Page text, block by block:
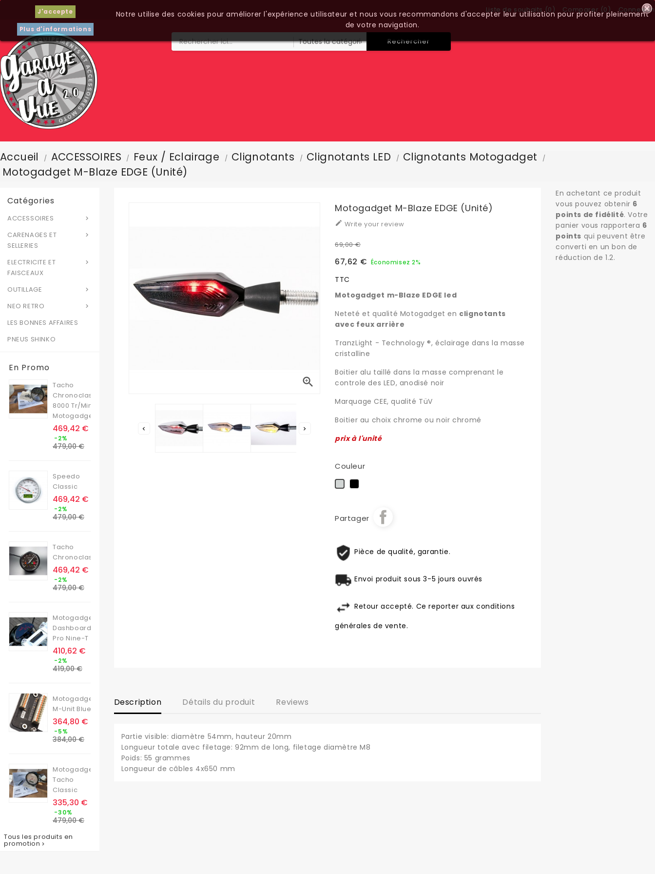
Connexion
Comparer (0)
Liste de souhaits (0)
Rechercher
J'accepte
Plus d'informations
Notre utilise des cookies pour améliorer l'expérience utilisateur et nous vous recommandons d'accepter leur utilisation pour profiter pleinement
de votre navigation.
Accueil ACCESSOIRES Feux / Eclairage Clignotants Clignotants LED
Clignotants Motogadget
Motogadget M-Blaze EDGE (unité)
Catégories

ACCESSOIRES

CARENAGES ET
SELLERIES

ELECTRICITE ET
FAISCEAUX

OUTILLAGE

NEO RETRO
LES BONNES AFFAIRES
PNEUS SHINKO
En Promo
Tacho
Chronoclassic
8000 Tr/min
Motogadget
Prix
469,42 €
-2%
de
479,00 €
Speedo
Classic
Prix
469,42 €
-2%
de
479,00 €
Tacho
Chronoclassic
Prix
469,42 €
-2%
de
479,00 €
Motogadget
Dashboard
Pro Nine-T
Prix
410,62 €
-2%
de
419,00 €
Motogadget
M-Unit Blue
Prix
364,80 €
-5%
de
384,00 €
Motogadget
Tacho
Classic
Prix
335,30 €
-30%
de
479,00 €
Tous les produits en
promotion 

 
Motogadget M-Blaze EDGE (unité)
 Write your review
69,00 €
67,62 € Économisez 2%
TTC
Motogadget m-Blaze EDGE led
Neteté et qualité Motogadget en clignotants
avec feux arrière
TranzLight - Technology ®, éclairage dans la masse
cristalline
Boitier alu taillé dans la masse comprenant le
controle des LED, anodisé noir
Marquage CEE, qualité TüV
Boitier au choix chrome ou noir chromé
prix à l'unité
Couleur
Chrome
Noir
Partager
Pièce de qualité, garantie.
Envoi produit sous 3-5 jours ouvrés
Retour accepté. Ce reporter aux conditions
générales de vente.
Description Détails du produit Reviews
Partie visible: diamètre 54mm, hauteur 20mm
Longueur totale avec filetage: 92mm de long, filetage diamètre M8
Poids: 55 grammes
Longueur de câbles 4x650 mm
En achetant ce produit
vous pouvez obtenir 6
points de fidélité. Votre
panier vous rapportera 6
points qui peuvent être
converti en un bon de
réduction de1.2.